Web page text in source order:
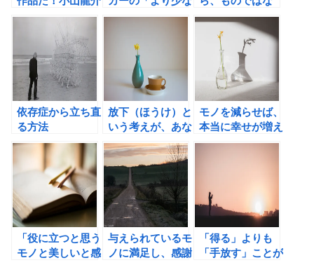
氏の「片づけＨＡ
ＣＫＳ！」の書評
い生き方 ものを
る」の書評
く、人とのつなが
りを重視しよう！
依存症から立ち直
る方法
放下（ほうけ）と
いう考えが、あな
たの生活に幸せを
運んでくる！
モノを減らせば、
本当に幸せが増え
るのか？
「役に立つと思う
モノと美しいと感
与えられているモ
ノに満足し、感謝
「得る」よりも
「手放す」ことが